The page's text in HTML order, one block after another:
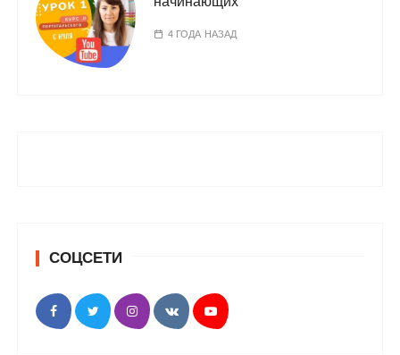
4 ГОДА НАЗАД
СОЦСЕТИ